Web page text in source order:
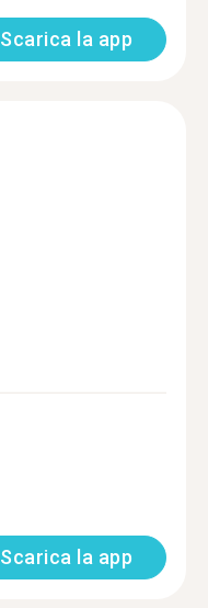
Scarica la app
Scarica la app